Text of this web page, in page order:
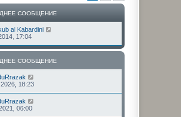
СООБЩЕНИЕ
al Kabardini
17:04
СООБЩЕНИЕ
18:23
06:00